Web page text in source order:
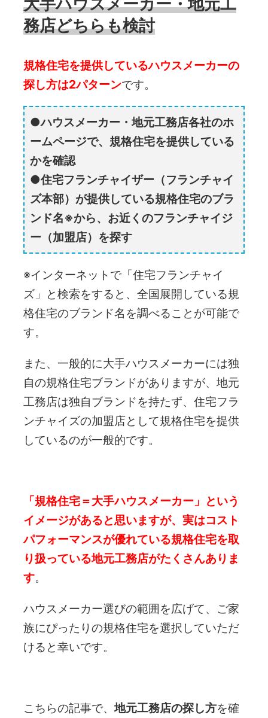
務店どちらも検討
規格住宅を提供しているハウスメーカーの
探し方は2パターンです。
ハウスメーカー・地元工務店各社のホ
ームページで、規格住宅を提供している
かを確認
住宅フランチャイザー（フランチャイ
ズ本部）が提供している規格住宅のブラ
ンド名※から、お近くのフランチャイジ
ー（加盟店）を探す
※インターネットで「住宅フランチャイ
ズ」と検索をすると、全国展開している規
格住宅のブランド名を調べることが可能で
す。
また、一般的に大手ハウスメーカーには独
自の規格住宅ブランドがありますが、地元
工務店は独自ブランドを持たず、住宅フラ
ンチャイズの加盟店として規格住宅を提供
しているのが一般的です。
「規格住宅＝大手ハウスメーカー」という
イメージがあると思いますが、実はコスト
パフォーマンスが優れている規格住宅を取
り扱っている地元工務店がたくさんありま
す。
ハウスメーカー選びの範囲を広げて、ご家
族にぴったりの規格住宅を選択していただ
けると幸いです。
こちらの記事で、地元工務店の探し方を確